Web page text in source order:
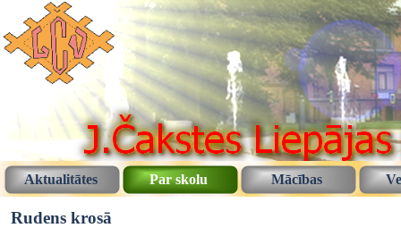
Aktualitātes Par skolu Mācības
Rudens krosā